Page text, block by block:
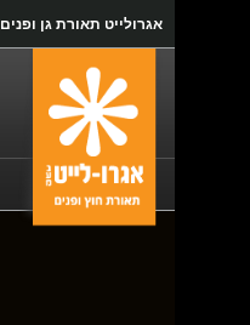
אגרולייט תאורת גן ופנים